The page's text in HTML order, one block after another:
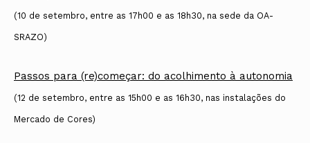
(10 de setembro, entre as 17h00 e as 18h30, na sede da OA-
SRAZO)
Passos para (re)começar: do acolhimento à autonomia
(12 de setembro, entre as 15h00 e as 16h30, nas instalações do
Mercado de Cores)